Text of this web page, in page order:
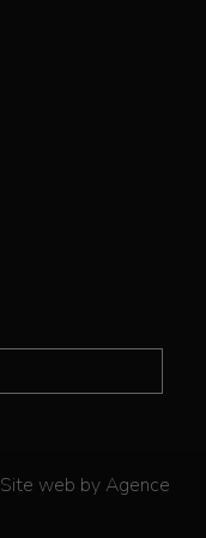
Site web by Agence